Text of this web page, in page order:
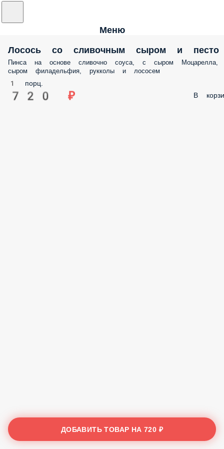
Меню
Лосось со сливочным сыром и песто
Пинса на основе сливочно соуса, с сыром Моцарелла,
сыром филадельфия, рукколы и лососем
1 порц.
720 ₽ В
ДОБАВИТЬ ТОВАР НА720 ₽